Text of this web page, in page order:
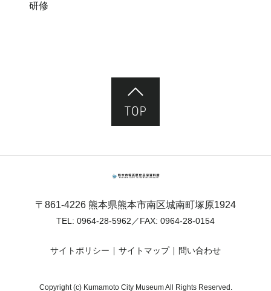
研修
〒861-4226 熊本県熊本市南区城南町塚原1924
TEL: 0964-28-5962 ／FAX: 0964-28-0154
サイトポリシー サイトマップ 問い合わせ
Copyright (c) Kumamoto City Museum All Rights Reserved.